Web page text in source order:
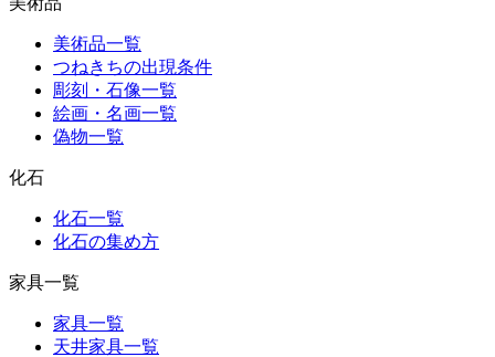
美術品一覧
つねきちの出現条件
彫刻・石像一覧
絵画・名画一覧
偽物一覧
化石
化石一覧
化石の集め方
家具一覧
家具一覧
天井家具一覧